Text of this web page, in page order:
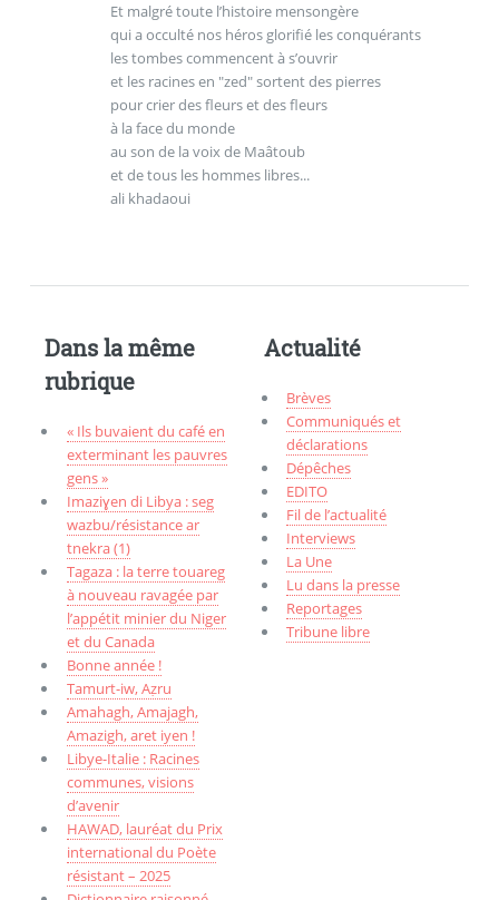
Et malgré toute l’histoire mensongère
qui a occulté nos héros glorifié les conquérants
les tombes commencent à s’ouvrir
et les racines en "zed" sortent des pierres
pour crier des fleurs et des fleurs
à la face du monde
au son de la voix de Maâtoub
et de tous les hommes libres...
ali khadaoui
Dans la même
rubrique
« Ils buvaient du café en
exterminant les pauvres
gens »
Imaziɣen di Libya : seg
wazbu/résistance ar
tnekra (1)
Tagaza : la terre touareg
à nouveau ravagée par
l’appétit minier du Niger
et du Canada
Bonne année !
Tamurt-iw, Aẓru
Amahagh, Amajagh,
Amazigh, aret iyen !
Libye-Italie : Racines
communes, visions
d’avenir
HAWAD, lauréat du Prix
international du Poète
résistant – 2025
Actualité
Brèves
Communiqués et
déclarations
Dépêches
EDITO
Fil de l’actualité
Interviews
La Une
Lu dans la presse
Reportages
Tribune libre